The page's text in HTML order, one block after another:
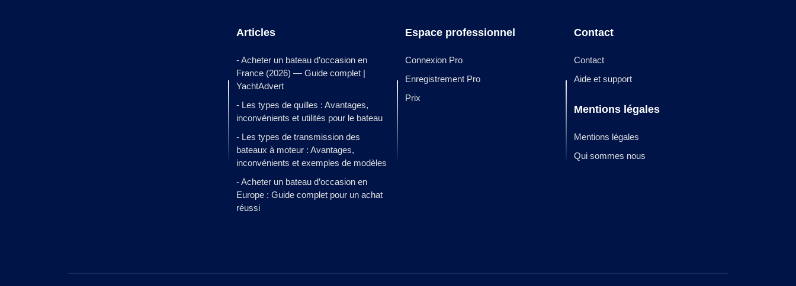
Articles
- Acheter un bateau d’occasion en
France (2026) — Guide complet |
YachtAdvert
- Les types de quilles : Avantages,
inconvénients et utilités pour le bateau
- Les types de transmission des
bateaux à moteur : Avantages,
inconvénients et exemples de modèles
- Acheter un bateau d’occasion en
Europe : Guide complet pour un achat
réussi
Espace professionnel
Connexion Pro
Enregistrement Pro
Prix
Contact
Contact
Aide et support
Mentions légales
Mentions légales
Qui sommes nous